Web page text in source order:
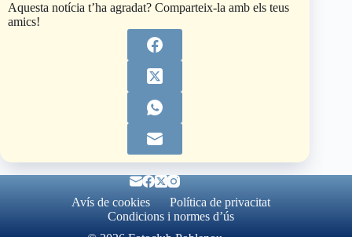
Aquesta notícia t’ha agradat? Comparteix-la amb els teus
amics!
Avís de cookies
Política de privacitat
Condicions i normes d’ús